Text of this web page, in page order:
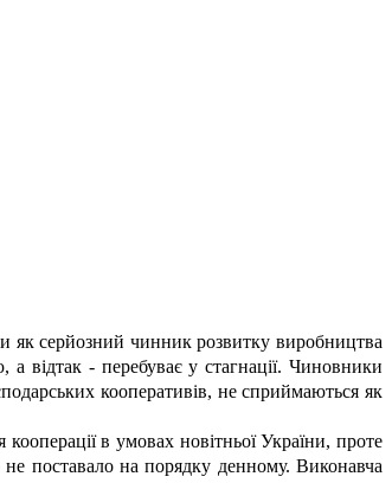
як серйозний чинник розвитку виробництва
відтак - перебуває у стагнації. Чиновники
кооперативів, не сприймаються як
в умовах новітньої України, проте
не поставало на порядку денному. Виконавча